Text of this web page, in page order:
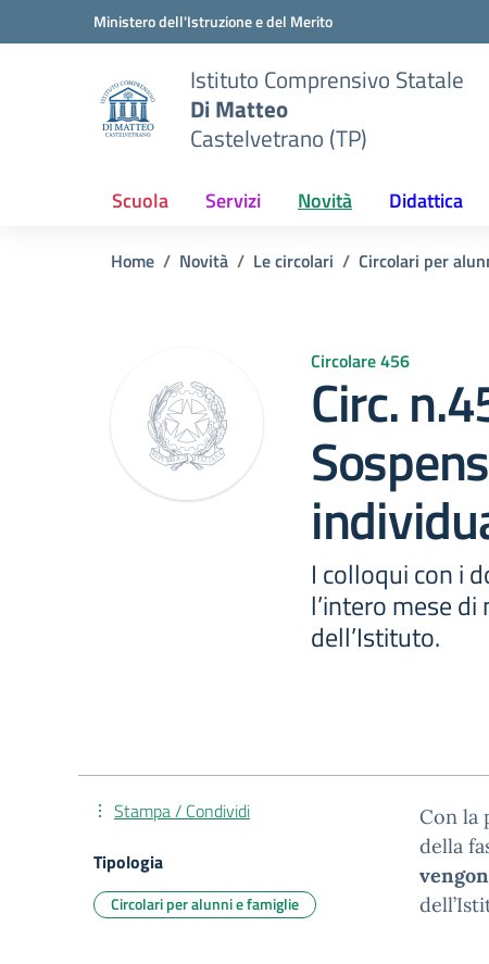
Vai ai contenuti
Vai al menu di navigazioneMinistero dell'Istruzione e del Merito
Istituto Comprensivo Statale
Di Matteo
Castelvetrano (TP)
Scuola Servizi Novità Didattica
Home Novità Le circolari Circolari per
Circolare 456
Circ.
I colloqui con i
l’intero mese
dell’Istituto.
Con la
della
Stampa / Condividi
Tipologia
Circolari per alunni e famiglie